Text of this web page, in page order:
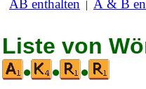
AB enthalten | A & B
Liste von
•
• •